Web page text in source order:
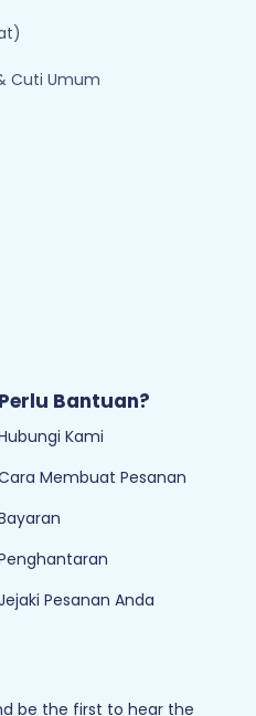
Cuti Umum
Perlu Bantuan?
Kami
Membuat Pesanan
Pesanan Anda
be the first to hear the